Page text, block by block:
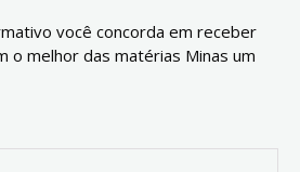
você concorda em receber
o melhor das matérias Minas um